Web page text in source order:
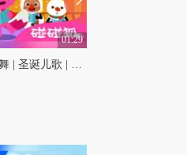
01:29
扭来扭去 圣诞舞 | 圣诞儿歌 | 碰碰狐！儿童儿歌